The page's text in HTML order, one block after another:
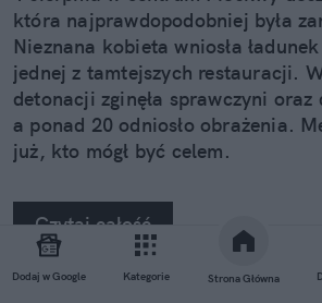
Dodaj w Google Kategorie Strona Główna
która najprawdopodobniej była
Nieznana kobieta wniosła
jednej z tamtejszych restauracji.
detonacji zginęła sprawczyni
a ponad 20 odniosło obrażenia.
już, kto mógł być celem.
Czytaj całość